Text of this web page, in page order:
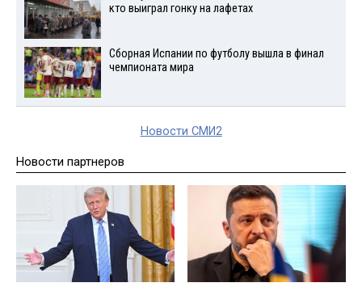
кто выиграл гонку на лафетах
Сборная Испании по футболу вышла в финал
чемпионата мира
Новости СМИ2
Новости партнеров